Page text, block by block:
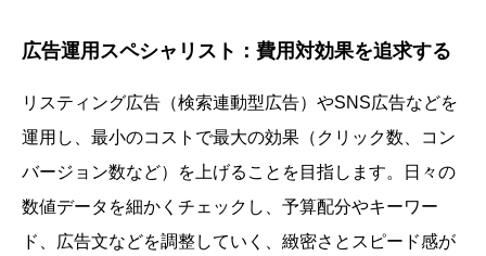
広告運用スペシャリスト：費用対効果を追求する
リスティング広告（検索連動型広告）やSNS広告などを
運用し、最小のコストで最大の効果（クリック数、コン
バージョン数など）を上げることを目指します。日々の
数値データを細かくチェックし、予算配分やキーワー
ド、広告文などを調整していく、緻密さとスピード感が